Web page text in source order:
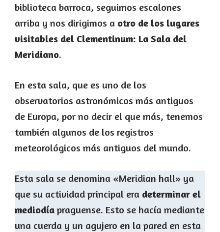
biblioteca barroca, seguimos escalones
arriba y nos dirigimos a otro de los lugares
visitables del Clementinum: La Sala del
Meridiano.
En esta sala, que es uno de los
observatorios astronómicos más antiguos
de Europa, por no decir el que más, tenemos
también algunos de los registros
meteorológicos más antiguos del mundo.
Esta sala se denomina «Meridian hall» ya
que su actividad principal era determinar el
mediodía praguense. Esto se hacía mediante
una cuerda y un agujero en la pared en esta